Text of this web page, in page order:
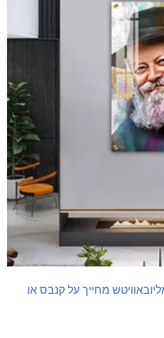
מחייך על קנבס או